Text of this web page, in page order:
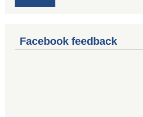
Facebook feedback